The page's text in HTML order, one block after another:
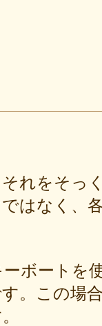
れをそっ
はなく、
ボートを
。この場